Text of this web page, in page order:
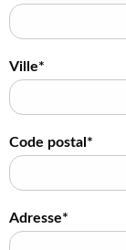
Ville*
Code postal*
Adresse*